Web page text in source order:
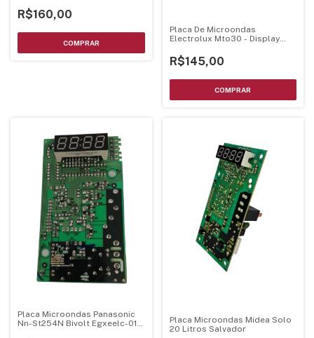
R$160,00
Placa De Microondas
Electrolux Mto30 - Display
R$145,00
Placa Microondas Panasonic
Nn-St254N Bivolt Egxeelc-01-
Placa Microondas Midea Solo
20 Litros Salvador